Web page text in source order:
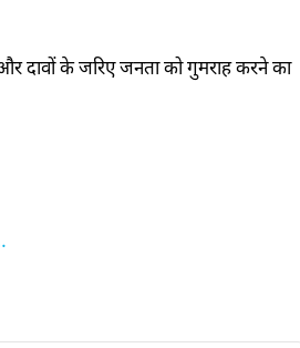
दावों के जरिए जनता को गुमराह करने का